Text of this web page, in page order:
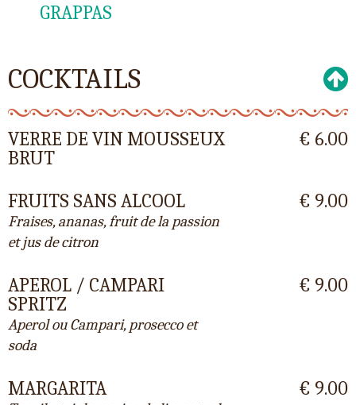
GRAPPAS
COCKTAILS
VERRE DE VIN MOUSSEUX
BRUT
€ 6.00
FRUITS SANS ALCOOL
Fraises, ananas, fruit de la passion
et jus de citron
€ 9.00
APEROL / CAMPARI
SPRITZ
Aperol ou Campari, prosecco et
soda
€ 9.00
MARGARITA € 9.00